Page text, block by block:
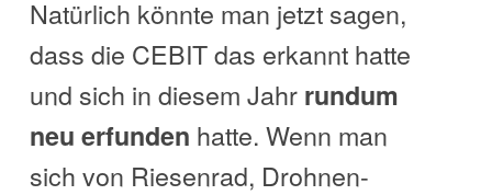
Natürlich könnte man jetzt sagen,
dass die CEBIT das erkannt hatte
und sich in diesem Jahr rundum
neu erfunden hatte. Wenn man
sich von Riesenrad, Drohnen-